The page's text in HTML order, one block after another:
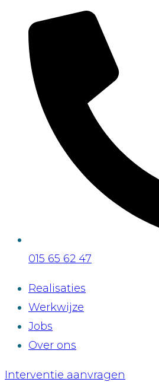
015 65 62 47
Realisaties
Werkwijze
Jobs
Over ons
Interventie aanvragen